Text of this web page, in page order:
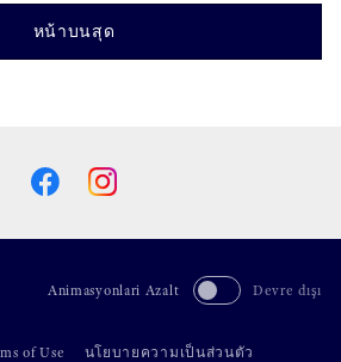
หน้าบนสุด
Animasyonlari Azalt Devre dışı
of Use นโยบายความเป็นส่วนตัว